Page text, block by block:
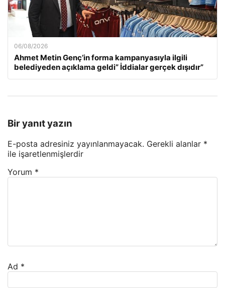
06/08/2026
Ahmet Metin Genç’in forma kampanyasıyla ilgili
belediyeden açıklama geldi” İddialar gerçek dışıdır”
Bir yanıt yazın
E-posta adresiniz yayınlanmayacak. Gerekli alanlar *
ile işaretlenmişlerdir
Yorum *
Ad *